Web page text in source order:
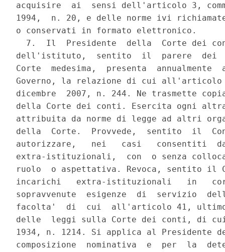
acquisire  ai  sensi dell'articolo 3,
1994,  n. 20, e delle norme ivi
o conservati in formato elettronico.
7.  Il  Presidente  della  Corte dei
dell'istituto,  sentito  il  parere  dei
Corte  medesima,  presenta  annualmente
Governo, la relazione di cui all'articolo
dicembre  2007, n. 244. Ne trasmette
della Corte dei conti. Esercita ogni altra
attribuita da norme di legge ad altri
della  Corte.  Provvede,  sentito  il
autorizzare,   nei   casi   consentiti
extra-istituzionali,  con  o senza
ruolo  o aspettativa. Revoca, sentito il
incarichi   extra-istituzionali   in
sopravvenute  esigenze  di  servizio
facolta'  di  cui  all'articolo 41, ultimo
delle  leggi sulla Corte dei conti, di
1934, n. 1214. Si applica al Presidente
composizione  nominativa  e  per  la